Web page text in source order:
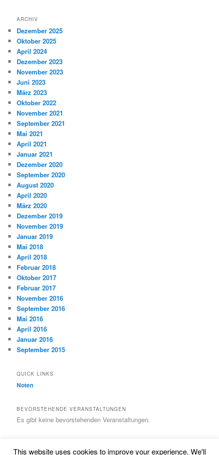
ARCHIV
Dezember 2025
Oktober 2025
April 2024
Dezember 2023
November 2023
Juni 2023
März 2023
Oktober 2022
November 2021
September 2021
Mai 2021
April 2021
Januar 2021
Dezember 2020
September 2020
August 2020
April 2020
März 2020
Dezember 2019
November 2019
Januar 2019
Mai 2018
April 2018
Februar 2018
Oktober 2017
Februar 2017
November 2016
September 2016
Mai 2016
April 2016
Januar 2016
September 2015
QUICK LINKS
Noten
BEVORSTEHENDE VERANSTALTUNGEN
Es gibt keine bevorstehenden Veranstaltungen.
This website uses cookies to improve your experience. We'll